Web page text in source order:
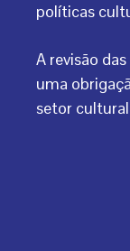
políticas
A revisão
uma
setor